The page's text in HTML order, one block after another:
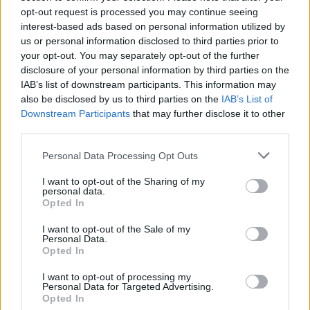
opt-out request is processed you may continue seeing
interest-based ads based on personal information utilized by
us or personal information disclosed to third parties prior to
your opt-out. You may separately opt-out of the further
disclosure of your personal information by third parties on the
IAB’s list of downstream participants. This information may
also be disclosed by us to third parties on the IAB’s List of
Downstream Participants that may further disclose it to other
Personal Data Processing Opt Outs
I want to opt-out of the Sharing of my
personal data.
Opted In
I want to opt-out of the Sale of my
Personal Data.
Opted In
I want to opt-out of processing my
Personal Data for Targeted Advertising.
Opted In
Ekologické organizace i ta část lidu v české kotlině a moravských
úvalech, která má srdce nakloněné přírodě, mají často potíže se
svou vlastní aktivností. Člověk vidí kolem sebe plno neřádu, a to
nejen v potoce nebo škarpě silnice. Okolnostem se dosud
nepodařilo zbavit ho přirozeného puzení problémy řešit a tak neví,
kam dřív skočit. Nemůžu ale přece dělat všechno! To by se z toho
jeden člověk, ba i středně velká organizace museli zbláznit. Co si
mám vybrat? Je problém přejížděných žab menší než problém
uprchlíků z Afganistánu, jak říká s oblibou Sváťa Karásek?
životní prostředí - krok zpět
Nové znění zákona o posuzování vlivů na životní prostředí,
odsouhlaseného drtivou většinou
(poměrem 150 : 9) dne 8. prosince 2000, představuje negativní
posun oproti stávajícímu stavu. Nový zákon po zásahu poslanců
aČSSDvýrazně omezuje možnost veřejnosti do procesu
vstupovat. Dá se tak říci, že se tento zákon stal obětí opoziční
Ivona Matějková: Pravda vyjde najevo